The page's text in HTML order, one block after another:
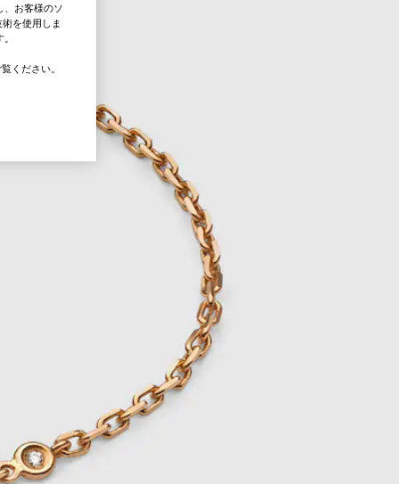
、お客様のソ
を使用しま
ください。